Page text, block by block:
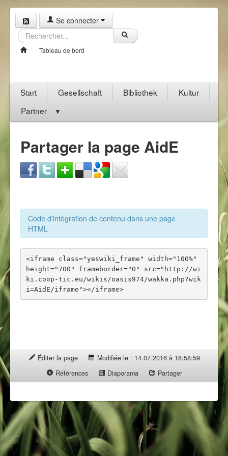
Se connecter
Tableau de bord
Start Gesellschaft Bibliothek
Kultur
Partner
▼
Partager la page AidE
Code d'intégration de contenu dans une page
HTML
<iframe class="yeswiki_frame" width="100%"
height="700" frameborder="0" src="http://wi
ki.coop-tic.eu/wikis/oasis974/wakka.php?wik
i=AidE/iframe"></iframe>
Éditer la page
Modifiée le : 14.07.2016 à 18:58:59
Références
Diaporama Partager